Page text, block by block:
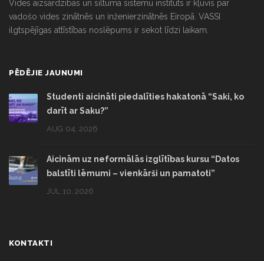
Vides aizsardzības un siltuma sistēmu institūts ir kļuvis par
vadošo vides zinātnēs un inženierzinātnēs Eiropā. VASSI
ilgtspējīgas attīstības noslēpums ir sekot līdzi laikam.
PĒDĒJIE JAUNUMI
Studenti aicināti piedalīties hakatonā “Saki, ko
darīt ar Saku?”
AUG 04, 2026
Aicinām uz neformālās izglītības kursu “Datos
balstīti lēmumi – vienkārši un pamatoti”
JUL 10, 2026
KONTAKTI